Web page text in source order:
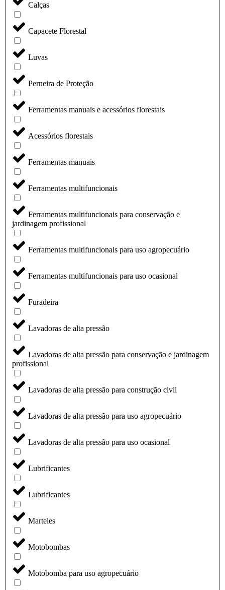
Calças
Capacete Florestal
Luvas
Perneira de Proteção
Ferramentas manuais e acessórios florestais
Acessórios florestais
Ferramentas manuais
Ferramentas multifuncionais
Ferramentas multifuncionais para conservação e
jardinagem profissional
Ferramentas multifuncionais para uso agropecuário
Ferramentas multifuncionais para uso ocasional
Furadeira
Lavadoras de alta pressão
Lavadoras de alta pressão para conservação e jardinagem
profissional
Lavadoras de alta pressão para construção civil
Lavadoras de alta pressão para uso agropecuário
Lavadoras de alta pressão para uso ocasional
Lubrificantes
Lubrificantes
Marteles
Motobombas
Motobomba para uso agropecuário